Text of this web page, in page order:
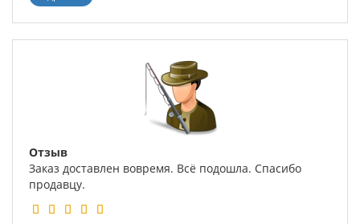
Отзыв
Заказ доставлен вовремя. Всё подошла. Спасибо
продавцу.